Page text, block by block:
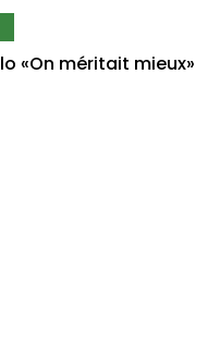
«On méritait mieux»